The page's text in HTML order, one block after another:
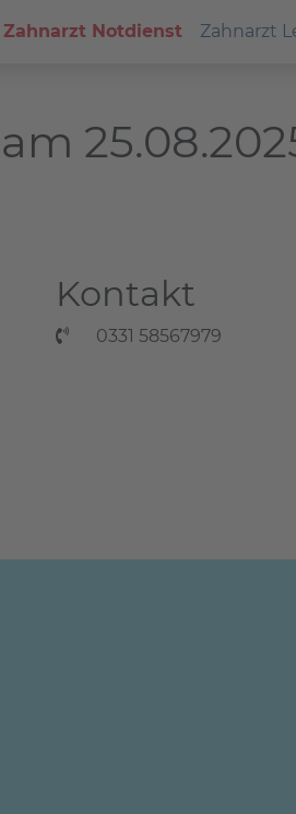
Zahnarzt Notdienst Zahnarzt
Kontakt
0331 58567979